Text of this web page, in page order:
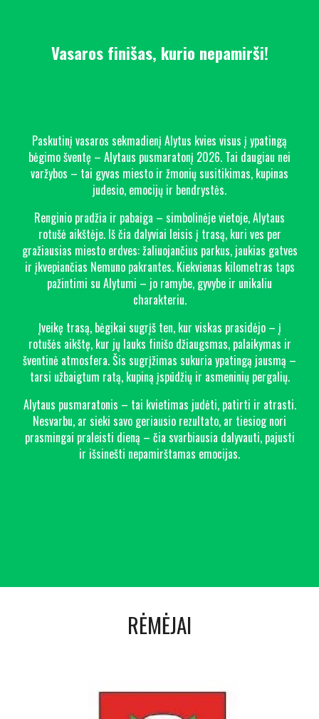
Vasaros finišas, kurio nepamirši!
Paskutinį vasaros sekmadienį Alytus kvies visus į ypatingą
bėgimo šventę – Alytaus pusmaratonį 2026. Tai daugiau nei
varžybos – tai gyvas miesto ir žmonių susitikimas, kupinas
judesio, emocijų ir bendrystės.
Renginio pradžia ir pabaiga – simbolinėje vietoje, Alytaus
rotušė aikštėje. Iš čia dalyviai leisis į trasą, kuri ves per
gražiausias miesto erdves: žaliuojančius parkus, jaukias gatves
ir įkvepiančias Nemuno pakrantes. Kiekvienas kilometras taps
pažintimi su Alytumi – jo ramybe, gyvybe ir unikaliu
charakteriu.
Įveikę trasą, bėgikai sugrįš ten, kur viskas prasidėjo – į
rotušės aikštę, kur jų lauks finišo džiaugsmas, palaikymas ir
šventinė atmosfera. Šis sugrįžimas sukuria ypatingą jausmą –
tarsi užbaigtum ratą, kupiną įspūdžių ir asmeninių pergalių.
Alytaus pusmaratonis – tai kvietimas judėti, patirti ir atrasti.
Nesvarbu, ar sieki savo geriausio rezultato, ar tiesiog nori
prasmingai praleisti dieną – čia svarbiausia dalyvauti, pajusti
ir išsinešti nepamirštamas emocijas.
RĖMĖJAI